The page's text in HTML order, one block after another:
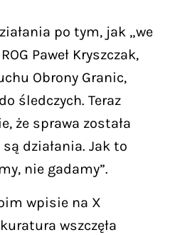
po tym, jak „we
Paweł Kryszczak,
Obrony Granic,
śledczych. Teraz
że sprawa została
działania. Jak to
nie gadamy”.
wpisie na X
wszczęła